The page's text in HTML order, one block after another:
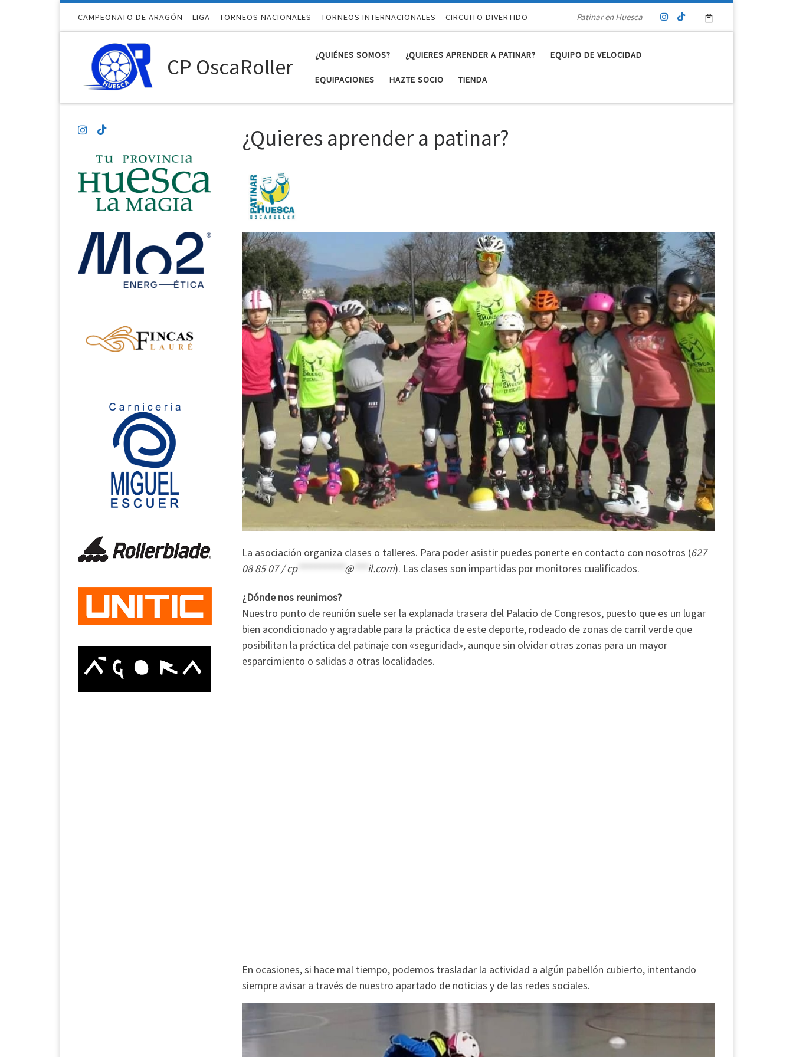
Saltar al contenidoCAMPEONATO DE ARAGÓN LIGA TORNEOS NACIONALES TORNEOS INTERNACIONALES CIRCUITO DIVERTIDO Patinar en Huesca
CP OscaRoller ¿QUIÉNES SOMOS? ¿QUIERES APRENDER A PATINAR? EQUIPO DE VELOCIDAD
EQUIPACIONES HAZTE SOCIO TIENDA
¿Quieres aprender a patinar?
La asociación organiza clases o talleres. Para poder asistir puedes ponerte en contacto con nosotros (627
08 85 07 /cp********** @*** il.com). Las clases son impartidas por monitores cualificados.
¿Dónde nos reunimos?
Nuestro punto de reunión suele ser la explanada trasera del Palacio de Congresos, puesto que es un lugar
bien acondicionado y agradable para la práctica de este deporte, rodeado de zonas de carril verde que
posibilitan la práctica del patinaje con «seguridad», aunque sin olvidar otras zonas para un mayor
esparcimiento o salidas a otras localidades.
En ocasiones, si hace mal tiempo, podemos trasladar la actividad a algún pabellón cubierto, intentando
siempre avisar a través de nuestro apartado de noticias y de las redes sociales.